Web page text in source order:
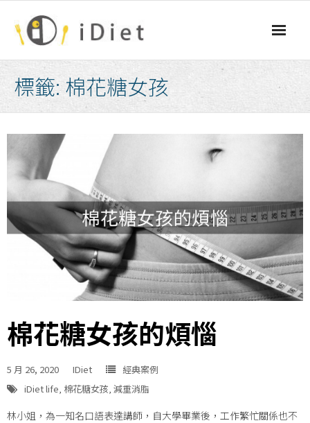
content
標籤:棉花糖女孩
棉花糖女孩的煩惱
5 月 26, 2020 IDiet
經典案例
iDiet life 棉花糖女孩 減重消脂
林小姐，為一知名口語表達講師，自大學畢業後，工作繁忙關係也不